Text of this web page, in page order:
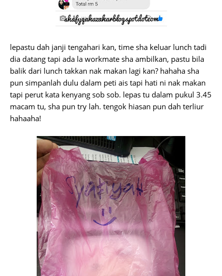
lepastu dah janji tengahari kan, time sha keluar lunch tadi
dia datang tapi ada la workmate sha ambilkan, pastu bila
balik dari lunch takkan nak makan lagi kan? hahaha sha
pun simpanlah dulu dalam peti ais tapi hati ni nak makan
tapi perut kata kenyang sob sob. lepas tu dalam pukul 3.45
macam tu, sha pun try lah. tengok hiasan pun dah terliur
hahaaha!